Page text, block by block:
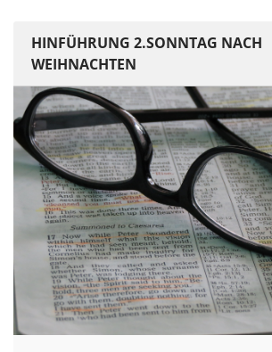
HINFÜHRUNG 2.SONNTAG NACH
WEIHNACHTEN